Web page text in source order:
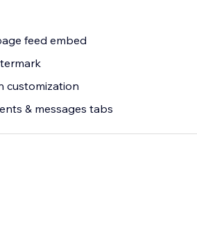
feed embed
customization
& messages tabs